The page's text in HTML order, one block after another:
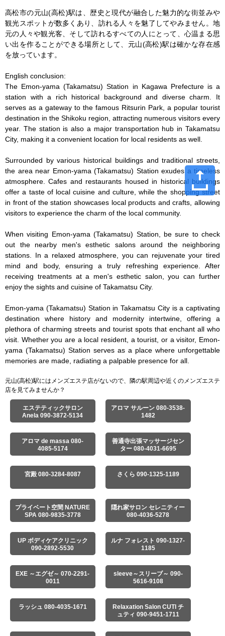
高松市の元山(高松)駅は、歴史と現代が融合した魅力的な街並みや
観光スポットが数多くあり、訪れる人々を魅了してやみません。地
元の人々や観光客、そして訪れるすべての人にとって、心温まる思
い出を作ることができる場所として、元山(高松)駅は確かな存在感
を放っています。
English conclusion:
The Emon-yama (Takamatsu) Station in Kagawa Prefecture is a
station with a rich historical background and diverse charm. It
serves as a gateway to the famous Ritsurin Park, a popular tourist
destination in the Shikoku region, attracting numerous visitors every
year. The station is also a major transportation hub in Takamatsu
City, making it a convenient location for local residents as well.
Surrounded by various historical buildings and traditional streets,
the area near Emon-yama (Takamatsu) Station exudes a timeless
atmosphere. Cafes and restaurants housed in historical buildings
offer a taste of local cuisine and culture, while the shopping street
in front of the station showcases local products and crafts, allowing
visitors to experience the charm of the local community.
When visiting Emon-yama (Takamatsu) Station, be sure to check
out the nearby men's esthetic salons around the neighboring
stations. In a relaxed atmosphere, you can rejuvenate your tired
mind and body, ensuring a truly refreshing experience. After
receiving treatments at a men's esthetic salon, you can further
enjoy the sights and cuisine of Takamatsu City.
Emon-yama (Takamatsu) Station in Takamatsu City is a captivating
destination where history and modernity intertwine, offering a
plethora of charming streets and tourist spots that enchant all who
visit. Whether you are a local resident, a tourist, or a visitor, Emon-
yama (Takamatsu) Station serves as a place where unforgettable
memories are made, radiating a palpable presence for all.
元山(高松)駅にはメンズエステ店がないので、隣の駅周辺や近くのメンズエステ
店を見てみませんか？
エステティックサロン
Anela 090-3872-5134
アロマ サルーン 080-3538-
1482
アロマ de massa 080-
4085-5174
善通寺出張マッサージセン
ター 080-4031-6695
宮殿 080-3284-8087 さくら 090-1325-1189
プライベート空間 NATURE
SPA 080-9835-3778
隠れ家サロン セレニティー
080-4036-5278
UP ボディケアクリニック
090-2892-5530
ルナ フォレスト 090-1327-
1185
EXE ～エグゼ～ 070-2291-
0011
sleeve～スリーブ～ 090-
5616-9108
ラッシュ 080-4035-1671
Relaxation Salon CUTI チ
ュティ 090-9451-1711